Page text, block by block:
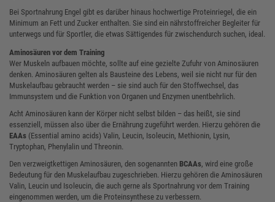
Bei Sportnahrung Engel gibt es darüber hinaus hochwertige Proteinriegel, die ein
Minimum an Fett und Zucker enthalten. Sie sind ein nährstoffreicher Begleiter für
unterwegs und für Sportler, die etwas Sättigendes für zwischendurch suchen, ideal.
Aminosäuren vor dem Training
Wer Muskeln aufbauen möchte, sollte auf eine gezielte Zufuhr von Aminosäuren
denken. Aminosäuren gelten als Bausteine des Lebens, weil sie nicht nur für den
Muskelaufbau gebraucht werden – sie sind auch für den Stoffwechsel, das
Immunsystem und die Funktion von Organen und Enzymen unentbehrlich.
Acht Aminosäuren kann der Körper nicht selbst bilden – das heißt, sie sind
essenziell, müssen also über die Ernährung zugeführt werden. Hierzu gehören die
EAAs (Essential amino acids) Valin, Leucin, Isoleucin, Methionin, Lysin,
Tryptophan, Phenylalin und Threonin.
Den verzweigtkettigen Aminosäuren, den sogenannten BCAAs, wird eine große
Bedeutung für den Muskelaufbau zugeschrieben. Hierzu gehören die Aminosäuren
Valin, Leucin und Isoleucin, die auch gerne als Sportnahrung vor dem Training
eingenommen werden, um die Proteinsynthese zu verbessern.